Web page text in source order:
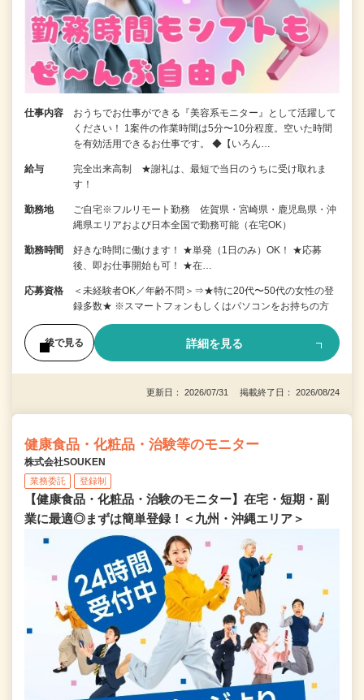
仕事内容
おうちでお仕事ができる『美容系モニター』として活躍して
ください！ 1案件の作業時間は5分〜10分程度。空いた時間
を有効活用できるお仕事です。 ◆【いろん…
給与
完全出来高制 ★謝礼は、最短で当日のうちに受け取れま
す！
勤務地
ご自宅※フルリモート勤務 佐賀県・宮崎県・鹿児島県・沖
縄県エリアおよび日本全国で勤務可能（在宅OK）
勤務時間
好きな時間に働けます！ ★単発（1日のみ）OK！ ★応募
後、即お仕事開始も可！ ★在…
応募資格
＜未経験者OK／年齢不問＞⇒★特に20代〜50代の女性の登
録多数★ ※スマートフォンもしくはパソコンをお持ちの方
後で見る 詳細を見る
更新日： 2026/07/31 掲載終了日： 2026/08/24
健康食品・化粧品・治験等のモニター
株式会社SOUKEN
業務委託 登録制
【健康食品・化粧品・治験のモニター】在宅・短期・副
業に最適◎まずは簡単登録！＜九州・沖縄エリア＞